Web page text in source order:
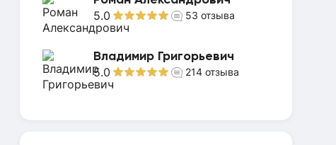
5.0 53 отзыва
Владимир Григорьевич
5.0 214 отзыва